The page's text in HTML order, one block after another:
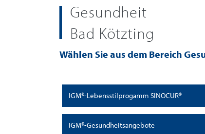
Gesundheit
Bad Kötzting
Wählen Sie aus dem Bereich
IGM®-Lebensstilprogamm SINOCUR®
IGM®-Gesundheitsangebote